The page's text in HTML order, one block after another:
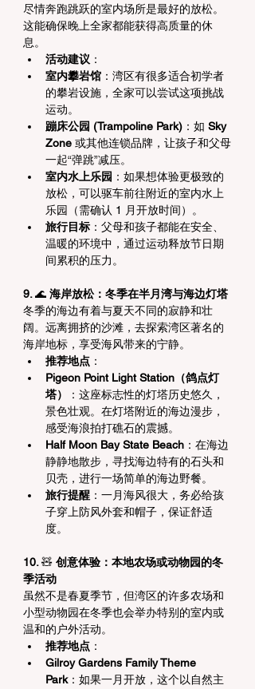
尽情奔跑跳跃的室内场所是最好的放松。
这能确保晚上全家都能获得高质量的休
息。
活动建议 ：
室内攀岩馆 ：湾区有很多适合初学者
的攀岩设施，全家可以尝试这项挑战
运动。
蹦床公园 (Trampoline Park) ：如 Sky
Zone 或其他连锁品牌，让孩子和父母
一起“弹跳”减压。
室内水上乐园 ：如果想体验更极致的
放松，可以驱车前往附近的室内水上
乐园（需确认 1 月开放时间）。
旅行目标 ：父母和孩子都能在安全、
温暖的环境中，通过运动释放节日期
间累积的压力。
9. 🌊 海岸放松：冬季在半月湾与海边灯塔
冬季的海边有着与夏天不同的寂静和壮
阔。远离拥挤的沙滩，去探索湾区著名的
海岸地标，享受海风带来的宁静。
推荐地点 ：
Pigeon Point Light Station（鸽点灯
塔）
：这座标志性的灯塔历史悠久，
景色壮观。在灯塔附近的海边漫步，
感受海浪拍打礁石的震撼。
Half Moon Bay State Beach ：在海边
静静地散步，寻找海边特有的石头和
贝壳，进行一场简单的海边野餐。
旅行提醒 ：一月海风很大，务必给孩
子穿上防风外套和帽子，保证舒适
度。
10. 🧸 创意体验：本地农场或动物园的冬
季活动
虽然不是春夏季节，但湾区的许多农场和
小型动物园在冬季也会举办特别的室内或
温和的户外活动。
推荐地点 ：
Gilroy Gardens Family Theme
Park：如果一月开放，这个以自然主